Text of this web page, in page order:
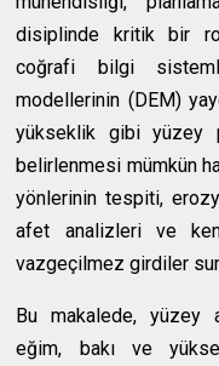
disiplinde kritik bir
coğrafi bilgi
modellerinin (DEM)
yükseklik gibi yüzey
belirlenmesi mümkün
yönlerinin tespiti,
afet analizleri ve
vazgeçilmez girdiler
Bu makalede, yüzey
eğim, bakı ve